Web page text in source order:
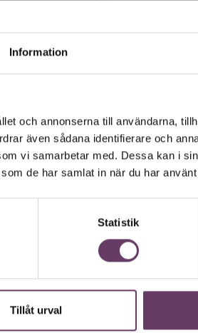
Information
och annonserna till användarna,
även sådana identifierare och
vi samarbetar med. Dessa kan i
de har samlat in när du har
Statistik
Tillåt urval
här.
MEN RÖR DU DIG